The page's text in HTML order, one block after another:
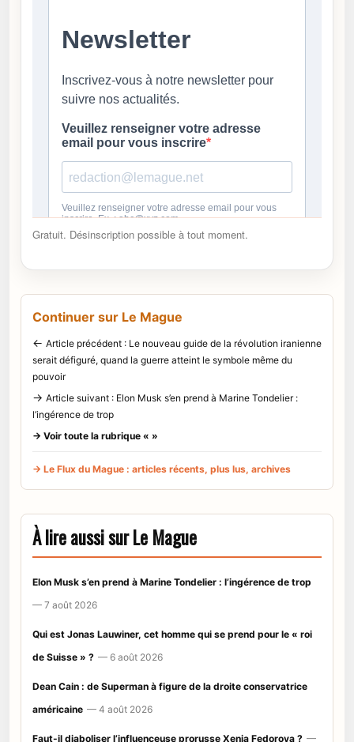
Gratuit. Désinscription possible à tout moment.
Continuer sur Le Mague
← Article précédent : Le nouveau guide de la révolution iranienne
serait défiguré, quand la guerre atteint le symbole même du
pouvoir
→ Article suivant : Elon Musk s’en prend à Marine Tondelier :
l’ingérence de trop
→ Voir toute la rubrique « »
→ Le Flux du Mague : articles récents, plus lus, archives
À lire aussi sur Le Mague
Elon Musk s’en prend à Marine Tondelier : l’ingérence de trop
— 7 août 2026
Qui est Jonas Lauwiner, cet homme qui se prend pour le « roi
de Suisse » ? — 6 août 2026
Dean Cain : de Superman à figure de la droite conservatrice
américaine — 4 août 2026
Faut-il diaboliser l’influenceuse prorusse Xenia Fedorova ? —